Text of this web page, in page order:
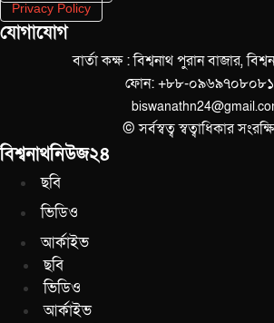
Privacy Policy
যোগাযোগ
বার্তা কক্ষ : বিশ্বনাথ পুরান বাজার,
ফোন: +৮৮-
© সর্বস্বত্ব স্বত্বাধিকার
বিশ্বনাথনিউজ২৪
ছবি
ভিডিও
আর্কাইভ
ছবি
ভিডিও
আর্কাইভ